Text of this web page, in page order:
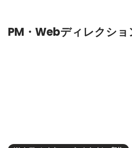
PM・Webディレクショ